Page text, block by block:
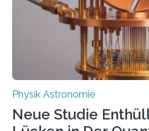
gefunden. Kurz darauf konnte
Thorium tatsächlich nutzen
Physik Astronomie
Neue Studie